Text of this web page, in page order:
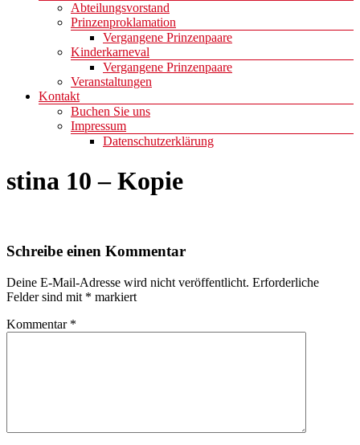
Abteilungsvorstand
Prinzenproklamation
Vergangene Prinzenpaare
Kinderkarneval
Vergangene Prinzenpaare
Veranstaltungen
Kontakt
Buchen Sie uns
Impressum
Datenschutzerklärung
stina 10 – Kopie
Schreibe einen Kommentar
Deine E-Mail-Adresse wird nicht veröffentlicht. Erforderliche
Felder sind mit * markiert
Kommentar *